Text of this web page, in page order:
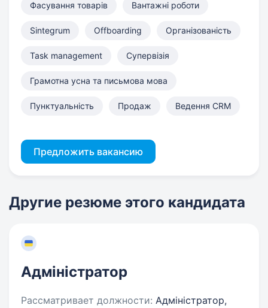
Фасування товарів Вантажні роботи
Sintegrum Offboarding Організованість
Task management Супервізія
Грамотна усна та письмова мова
Пунктуальність Продаж Ведення CRM
Предложить вакансию
Другие резюме этого кандидата
Адміністратор
Рассматривает должности: Адміністратор,